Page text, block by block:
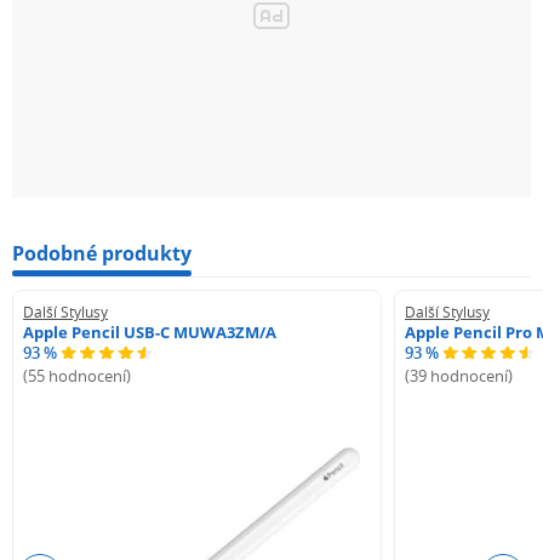
Podobné produkty
Další Stylusy
Apple Pencil USB-C MUWA3ZM/A
93 %
(55 hodnocení)
Další Stylusy
Apple Pencil Pro
93 %
(39 hodnocení)